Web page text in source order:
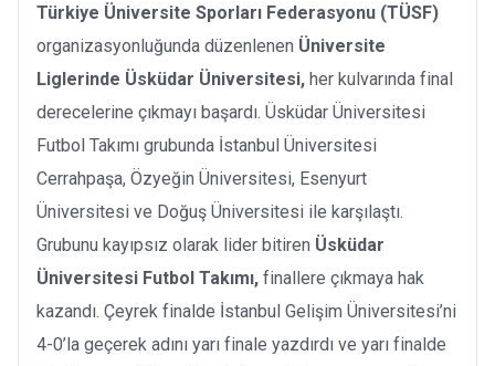
Türkiye Üniversite Sporları Federasyonu (TÜSF)
organizasyonluğunda düzenlenen Üniversite
Liglerinde Üsküdar Üniversitesi, her kulvarında final
derecelerine çıkmayı başardı. Üsküdar Üniversitesi
Futbol Takımı grubunda İstanbul Üniversitesi
Cerrahpaşa, Özyeğin Üniversitesi, Esenyurt
Üniversitesi ve Doğuş Üniversitesi ile karşılaştı.
Grubunu kayıpsız olarak lider bitiren Üsküdar
Üniversitesi Futbol Takımı, finallere çıkmaya hak
kazandı. Çeyrek finalde İstanbul Gelişim Üniversitesi’ni
4-0’la geçerek adını yarı finale yazdırdı ve yarı finalde